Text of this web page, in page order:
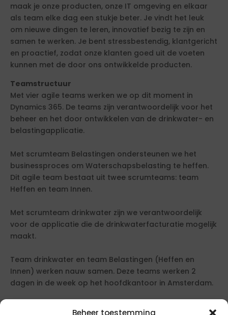
Beheer toestemming
maak je onze producten, onze IT omgeving en elkaar
als team elke dag een stukje beter. Je vindt het leuk
om nieuwe dingen te leren, innovatief bezig te zijn en
samen te werken. Je bent stressbestendig, klantgericht
en proactief, zodat onze klanten goed uit de voeten
kunnen met de door ons ontwikkelde producten.
Teamstructuur
Met vier agile teams werken we op dit moment in
Dynamics 365. De teams zijn verantwoordelijk voor het
beheer en het door ontwikkelen van de drinkwater- en
belastingapplicatie.
Met scrumteam Belastingen ondersteunen we het
businessproces om Waterschapsbelasting te heffen.
Dit agile team bestaat uit twee scrumteams: team
Heffen en team Innen.
Met scrumteam drinkwater zijn we verantwoordelijk
voor de applicatie die de drinkwaterfacturatie mogelijk
maakt.
Team drinkwater en team Belastingen (Heffen en
Innen) werken nauw samen. Deze teams werken 2
dagen in de week op het hoofdkantoor in Amsterdam.
Deze opdracht voor inhuur wordt gegund via een